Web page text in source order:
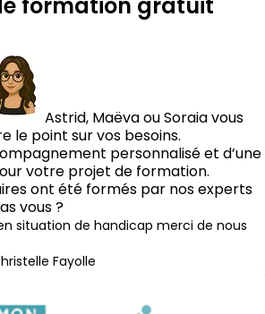
formation gratuit
Astrid, Maëva ou Soraia vous
le point sur vos besoins.
personnalisé et d’une
votre projet de formation.
ont été formés par nos experts
vous ?
situation de handicap merci de nous
Fayolle